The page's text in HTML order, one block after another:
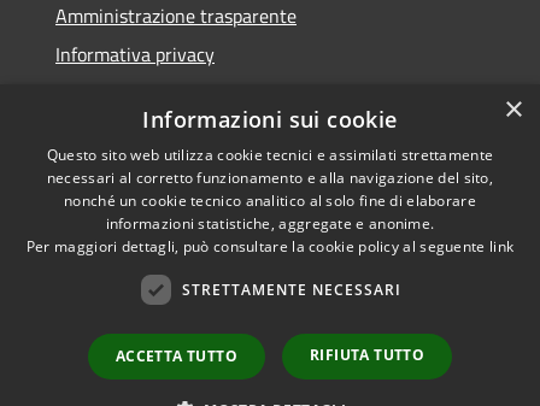
Amministrazione trasparente
Informativa privacy
Dichiarazione di accessibilità
Piano di miglioramento
Copyright © 2026 • Città di
byMunicipium
Accesso
redazione
×
Informazioni sui cookie
Questo sito web utilizza cookie tecnici e assimilati strettamente
necessari al corretto funzionamento e alla navigazione del sito,
nonché un cookie tecnico analitico al solo fine di elaborare
informazioni statistiche, aggregate e anonime.
Per maggiori dettagli, può consultare la cookie policy al seguente link
STRETTAMENTE NECESSARI
ACCETTA TUTTO RIFIUTA TUTTO